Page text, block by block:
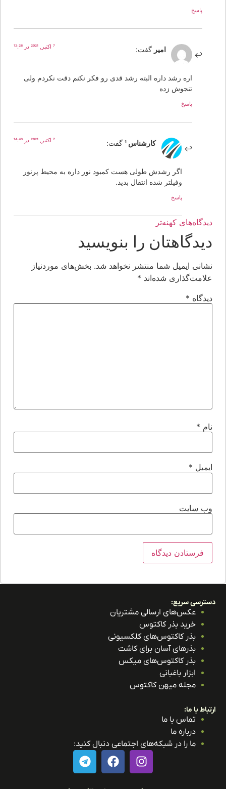
امیر گفت:
اره رشد داره البته رشد قدی رو فکر نکنم دقت نکردم ولی
تنجوش زده
کارشناس 1 گفت:
اگر رشدش طولی هست کمبود نور داره به محیط پرنور
وفیلتر شده انتقال بدید.
کهنه‌تر
را بنویسید
ایمیل شما منتشر نخواهد شد. بخش‌های موردنیاز
شده‌اند*
*
*
سایت
سریع:
عکس‌های ارسالی مشتریان
خرید بذر کاکتوس
بذر کاکتوس‌های کلکسیونی
بذرهای آسان برای کاشت
بذر کاکتوس‌های میکس
ابزار باغبانی
مجله میهن کاکتوس
با ما:
تماس با ما
درباره ما
ما را در شبکه‌های اجتماعی دنبال کنید: